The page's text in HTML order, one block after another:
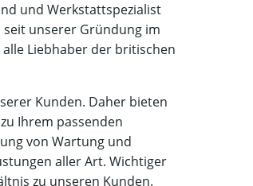
und Werkstattspezialist
seit unserer Gründung im
Liebhaber der britischen
Kunden. Daher bieten
Ihrem passenden
von Wartung und
aller Art. Wichtiger
zu unseren Kunden.